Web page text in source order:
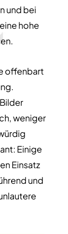
und bei
hohe
offenbart
weniger
Einige
Einsatz
und